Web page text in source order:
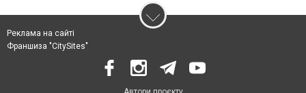
Реклама на сайті
Франшиза "CitySites"